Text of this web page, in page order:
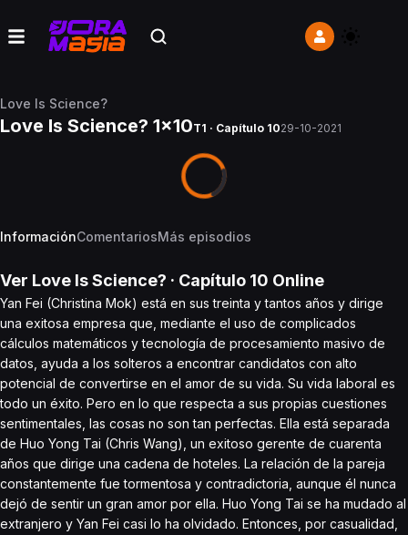
Love Is Science?
Love Is Science? 1x10T1 · Capítulo 1029-10-2021
InformaciónComentariosMás episodios
Ver Love Is Science? · Capítulo 10 Online
Yan Fei (Christina Mok) está en sus treinta y tantos años y dirige
una exitosa empresa que, mediante el uso de complicados
cálculos matemáticos y tecnología de procesamiento masivo de
datos, ayuda a los solteros a encontrar candidatos con alto
potencial de convertirse en el amor de su vida. Su vida laboral es
todo un éxito. Pero en lo que respecta a sus propias cuestiones
sentimentales, las cosas no son tan perfectas. Ella está separada
de Huo Yong Tai (Chris Wang), un exitoso gerente de cuarenta
años que dirige una cadena de hoteles. La relación de la pareja
constantemente fue tormentosa y contradictoria, aunque él nunca
dejó de sentir un gran amor por ella. Huo Yong Tai se ha mudado al
extranjero y Yan Fei casi lo ha olvidado. Entonces, por casualidad,